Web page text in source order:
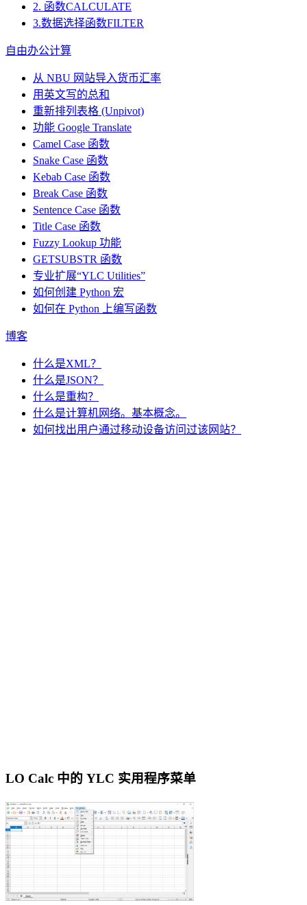
2. 函数CALCULATE
3.数据选择函数FILTER
自由办公计算
从 NBU 网站导入货币汇率
用英文写的总和
重新排列表格 (Unpivot)
功能 Google Translate
Camel Case 函数
Snake Case 函数
Kebab Case 函数
Break Case 函数
Sentence Case 函数
Title Case 函数
Fuzzy Lookup 功能
GETSUBSTR 函数
专业扩展“YLC Utilities”
如何创建 Python 宏
如何在 Python 上编写函数
博客
什么是XML？
什么是JSON？
什么是重构？
什么是计算机网络。基本概念。
如何找出用户通过移动设备访问过该网站？
LO Calc 中的 YLC 实用程序菜单